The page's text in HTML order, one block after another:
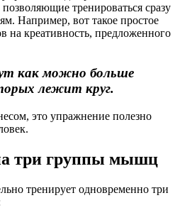
тренироваться сразу
Например, вот такое простое
на креативность, предложенного
как можно больше
лежит круг.
это упражнение полезно
три группы мышц
тренирует одновременно три